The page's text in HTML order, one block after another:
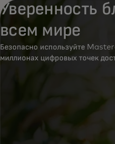
Уверенность
всем мире
Безопасно используйте
миллионах цифровых точек